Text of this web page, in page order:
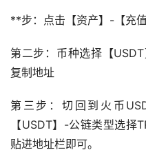
**步：点击【资产】-【充值
第二步：币种选择【
复制地址
第三步：切回到火币
【USDT】-公链类型选择
贴进地址栏即可。